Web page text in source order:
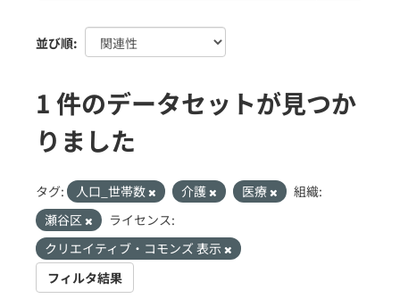
並び順
1 件のデータセットが見つか
りました
タグ: 人口_世帯数 介護 医療
組織:
瀬谷区
ライセンス:
クリエイティブ・コモンズ 表示
フィルタ結果